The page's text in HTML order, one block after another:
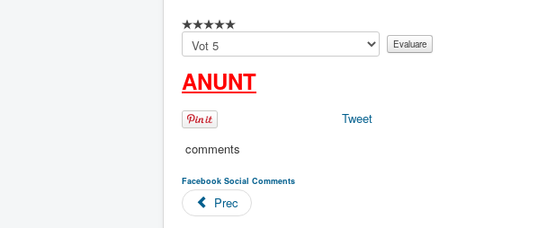
Vă
rugăm
să
evaluați
ANUNT
Tweet
comments
Facebook Social Comments
Prec